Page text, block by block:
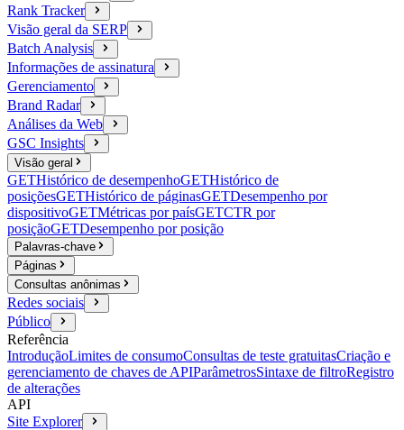
Rank Tracker
Visão geral da SERP
Batch Analysis
Informações de assinatura
Gerenciamento
Brand Radar
Análises da Web
GSC Insights
Visão geral
GETHistórico de desempenhoGETHistórico de
posiçõesGETHistórico de páginasGETDesempenho por
dispositivoGETMétricas por paísGETCTR por
posiçãoGETDesempenho por posição
Palavras-chave
Páginas
Consultas anônimas
Redes sociais
Público
Referência
IntroduçãoLimites de consumoConsultas de teste gratuitasCriação e
gerenciamento de chaves de APIParâmetrosSintaxe de filtroRegistro
de alterações
API
Site Explorer